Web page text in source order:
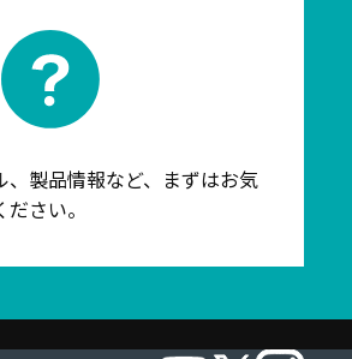
、製品情報など、まずはお気
さい。